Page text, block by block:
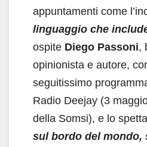
appuntamenti come
linguaggio che
ospite Diego Passoni,
opinionista e autore,
seguitissimo
Radio Deejay (3
della Somsi), e lo
sul bordo del mondo,